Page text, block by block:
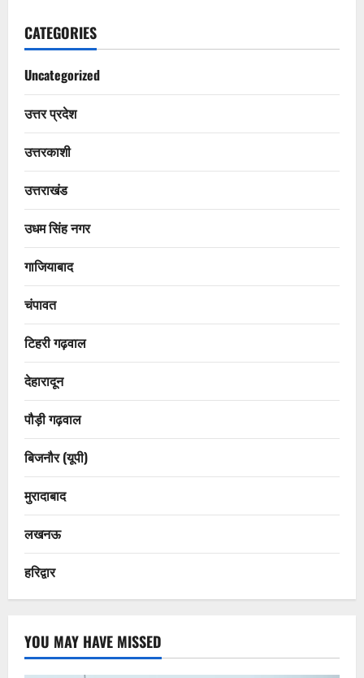
CATEGORIES
Uncategorized
उत्तर प्रदेश
उत्तरकाशी
उत्तराखंड
उधम सिंह नगर
गाजियाबाद
चंपावत
टिहरी गढ़वाल
देहारादून
पौड़ी गढ़वाल
बिजनौर (यूपी)
मुरादाबाद
लखनऊ
हरिद्वार
YOU MAY HAVE MISSED